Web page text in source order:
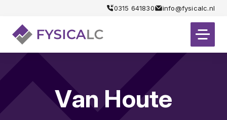
0315 641830 info@fysicalc.nl
Van Houte